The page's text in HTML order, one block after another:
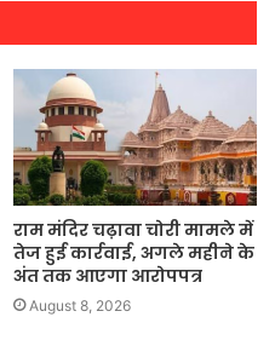
राम मंदिर चढ़ावा चोरी मामले में
तेज हुई कार्रवाई, अगले महीने के
अंत तक आएगा आरोपपत्र
August 8, 2026